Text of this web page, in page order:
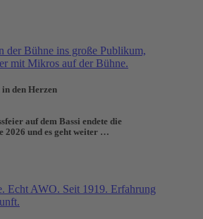
in den Herzen
auf dem Bassi endete die
2026 und es geht weiter …